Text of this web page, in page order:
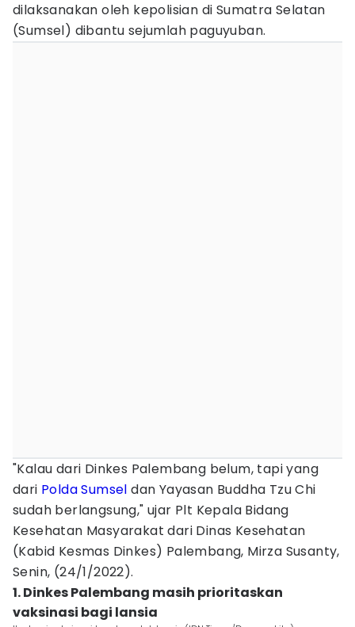
dilaksanakan oleh kepolisian di Sumatra Selatan
(Sumsel) dibantu sejumlah paguyuban.
"Kalau dari Dinkes Palembang belum, tapi yang
dari Polda Sumsel dan Yayasan Buddha Tzu Chi
sudah berlangsung," ujar Plt Kepala Bidang
Kesehatan Masyarakat dari Dinas Kesehatan
(Kabid Kesmas Dinkes) Palembang, Mirza Susanty,
Senin, (24/1/2022).
1. Dinkes Palembang masih prioritaskan
vaksinasi bagi lansia